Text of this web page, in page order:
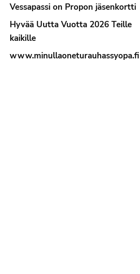
Vessapassi on Propon jäsenkortti
Hyvää Uutta Vuotta 2026 Teille
kaikille
www.minullaoneturauhassyopa.fi